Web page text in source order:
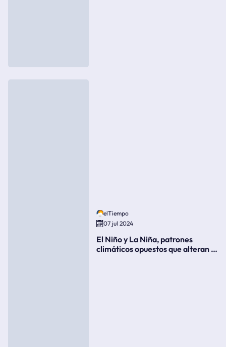
elTiempo
07 jul 2024
El Niño y La Niña, patrones
climáticos opuestos que alteran la